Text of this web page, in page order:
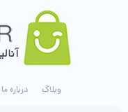
وبلاگ درباره ما